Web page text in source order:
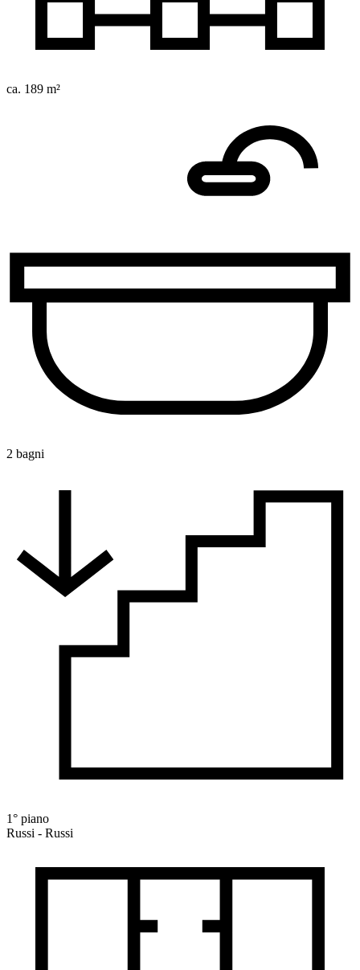
ca. 189 m²
2 bagni
1° piano
Russi - Russi